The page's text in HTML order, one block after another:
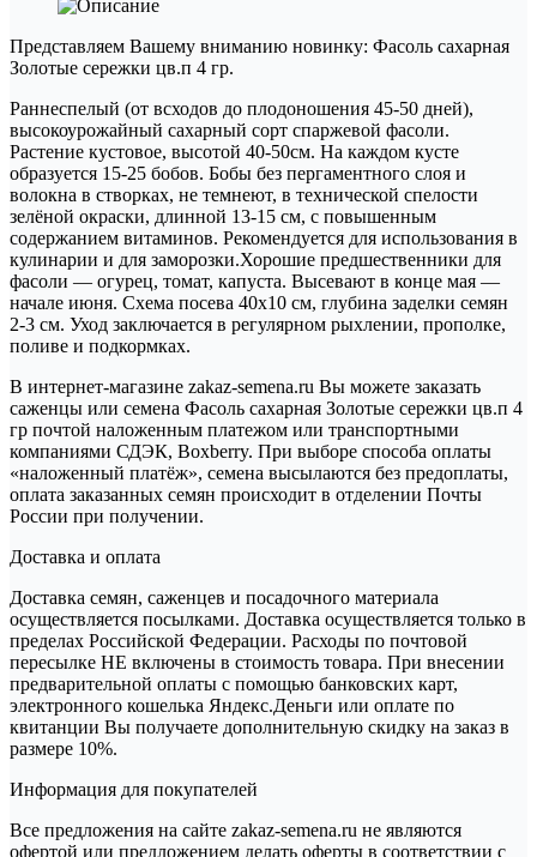
Представляем Вашему вниманию новинку: Фасоль сахарная
Золотые сережки цв.п 4 гр.
Раннеспелый (от всходов до плодоношения 45-50 дней),
высокоурожайный сахарный сорт спаржевой фасоли.
Растение кустовое, высотой 40-50см. На каждом кусте
образуется 15-25 бобов. Бобы без пергаментного слоя и
волокна в створках, не темнеют, в технической спелости
зелёной окраски, длинной 13-15 см, с повышенным
содержанием витаминов. Рекомендуется для использования в
кулинарии и для заморозки.Хорошие предшественники для
фасоли — огурец, томат, капуста. Высевают в конце мая —
начале июня. Схема посева 40х10 см, глубина заделки семян
2-3 см. Уход заключается в регулярном рыхлении, прополке,
поливе и подкормках.
В интернет-магазине zakaz-semena.ru Вы можете заказать
саженцы или семена Фасоль сахарная Золотые сережки цв.п 4
гр почтой наложенным платежом или транспортными
компаниями СДЭК, Boxberry. При выборе способа оплаты
«наложенный платёж», семена высылаются без предоплаты,
оплата заказанных семян происходит в отделении Почты
России при получении.
Доставка и оплата
Доставка семян, саженцев и посадочного материала
осуществляется посылками. Доставка осуществляется только в
пределах Российской Федерации. Расходы по почтовой
пересылке НЕ включены в стоимость товара. При внесении
предварительной оплаты с помощью банковских карт,
электронного кошелька Яндекс.Деньги или оплате по
квитанции Вы получаете дополнительную скидку на заказ в
размере 10%.
Информация для покупателей
Все предложения на сайте zakaz-semena.ru не являются
офертой или предложением делать оферты в соответствии с